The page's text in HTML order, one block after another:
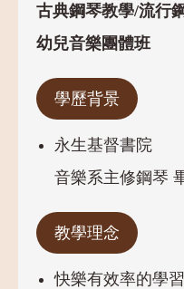
古典鋼琴教學/流行
幼兒音樂團體班
學歷背景
永生基督書院
音樂系主修鋼琴
教學理念
快樂有效率的學